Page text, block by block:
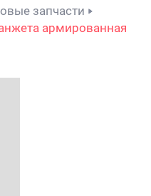
запчасти
армированная